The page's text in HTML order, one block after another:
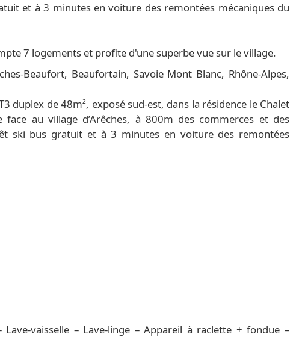
et à 3 minutes en voiture des remontées mécaniques du
7 logements et profite d'une superbe vue sur le village.
Beaufort, Beaufortain, Savoie Mont Blanc, Rhône-Alpes,
duplex de 48m², exposé sud-est, dans la résidence le Chalet
face au village d’Arêches, à 800m des commerces et des
ski bus gratuit et à 3 minutes en voiture des remontées
vaisselle – Lave-linge – Appareil à raclette + fondue –